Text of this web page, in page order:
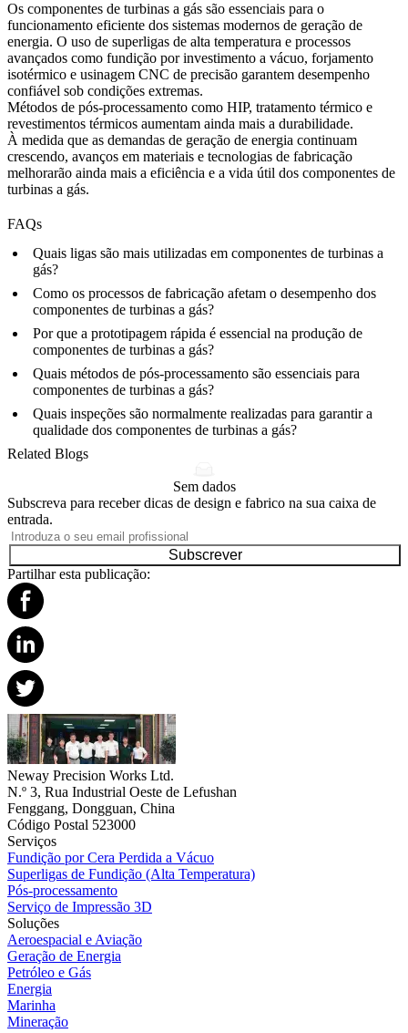
Os componentes de turbinas a gás são essenciais para o
funcionamento eficiente dos sistemas modernos de geração de
energia. O uso de superligas de alta temperatura e processos
avançados como fundição por investimento a vácuo, forjamento
isotérmico e usinagem CNC de precisão garantem desempenho
confiável sob condições extremas.
Métodos de pós-processamento como HIP, tratamento térmico e
revestimentos térmicos aumentam ainda mais a durabilidade.
À medida que as demandas de geração de energia continuam
crescendo, avanços em materiais e tecnologias de fabricação
melhorarão ainda mais a eficiência e a vida útil dos componentes de
turbinas a gás.
FAQs
Quais ligas são mais utilizadas em componentes de turbinas a
gás?
Como os processos de fabricação afetam o desempenho dos
componentes de turbinas a gás?
Por que a prototipagem rápida é essencial na produção de
componentes de turbinas a gás?
Quais métodos de pós-processamento são essenciais para
componentes de turbinas a gás?
Quais inspeções são normalmente realizadas para garantir a
qualidade dos componentes de turbinas a gás?
Related Blogs
Sem dados
Subscreva para receber dicas de design e fabrico na sua caixa de
entrada.
Subscrever
Partilhar esta publicação:
Neway Precision Works Ltd.
N.º 3, Rua Industrial Oeste de Lefushan
Fenggang, Dongguan, China
Código Postal 523000
Serviços
Fundição por Cera Perdida a Vácuo
Superligas de Fundição (Alta Temperatura)
Pós-processamento
Serviço de Impressão 3D
Soluções
Aeroespacial e Aviação
Geração de Energia
Petróleo e Gás
Energia
Marinha
Mineração